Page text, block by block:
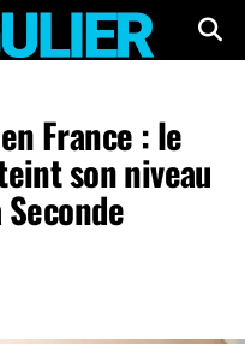
France : le
son niveau